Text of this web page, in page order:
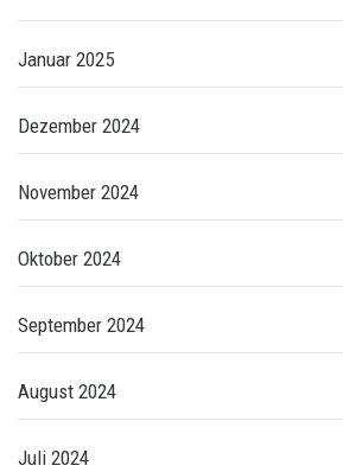
Januar 2025
Dezember 2024
November 2024
Oktober 2024
September 2024
August 2024
Juli 2024